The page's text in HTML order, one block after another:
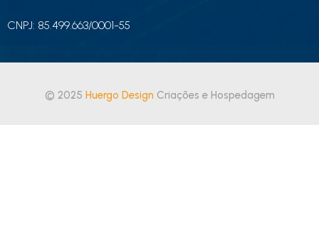
CNPJ: 85.499.663/0001-55
© 2025 Huergo Design Criações e Hospedagem